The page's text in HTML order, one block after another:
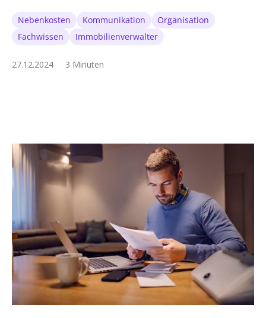
Nebenkosten Kommunikation
Organisation
Fachwissen
Immobilienverwalter
27.12.2024 3 Minuten